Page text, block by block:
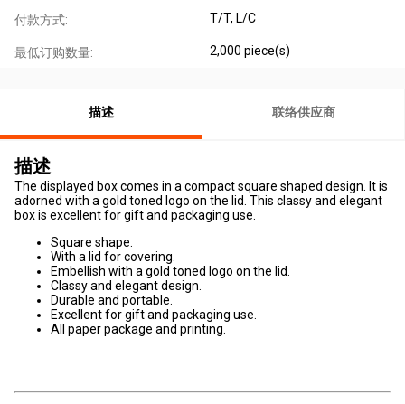
付款方式: T/T, L/C
最低订购数量: 2,000 piece(s)
描述 联络供应商
描述
The displayed box comes in a compact square shaped design. It is
adorned with a gold toned logo on the lid. This classy and elegant
box is excellent for gift and packaging use.
Square shape.
With a lid for covering.
Embellish with a gold toned logo on the lid.
Classy and elegant design.
Durable and portable.
Excellent for gift and packaging use.
All paper package and printing.